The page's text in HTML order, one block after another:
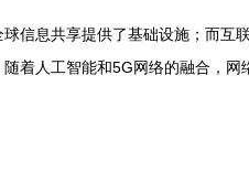
信息共享提供了基础设施；而互
着人工智能和5G网络的融合，网